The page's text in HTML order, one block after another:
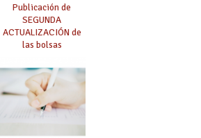
Publicación de
SEGUNDA
ACTUALIZACIÓN de
las bolsas
Cuerpo de Maestros
de especialidades
convocadas a
oposición